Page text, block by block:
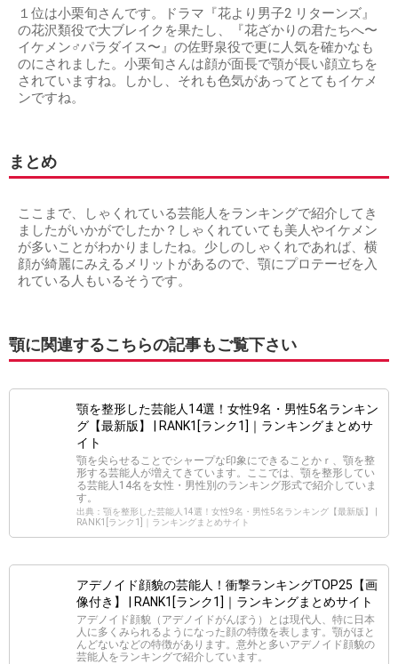
１位は小栗旬さんです。ドラマ『花より男子2 リターンズ』
の花沢類役で大ブレイクを果たし、『花ざかりの君たちへ〜
イケメン♂パラダイス〜』の佐野泉役で更に人気を確かなも
のにされました。小栗旬さんは顔が面長で顎が長い顔立ちを
されていますね。しかし、それも色気があってとてもイケメ
ンですね。
まとめ
ここまで、しゃくれている芸能人をランキングで紹介してき
ましたがいかがでしたか？しゃくれていても美人やイケメン
が多いことがわかりましたね。少しのしゃくれであれば、横
顔が綺麗にみえるメリットがあるので、顎にプロテーゼを入
れている人もいるそうです。
顎に関連するこちらの記事もご覧下さい
顎を整形した芸能人14選！女性9名・男性5名ランキン
グ【最新版】 | RANK1[ランク1]｜ランキングまとめサ
イト
顎を尖らせることでシャープな印象にできることかｒ、顎を整
形する芸能人が増えてきています。ここでは、顎を整形してい
る芸能人14名を女性・男性別のランキング形式で紹介していま
す。
出典：顎を整形した芸能人14選！女性9名・男性5名ランキング【最新版】 |
RANK1[ランク1]｜ランキングまとめサイト
アデノイド顔貌の芸能人！衝撃ランキングTOP25【画
像付き】 | RANK1[ランク1]｜ランキングまとめサイト
アデノイド顔貌（アデノイドがんぼう）とは現代人、特に日本
人に多くみられるようになった顔の特徴を表します。顎がほと
んどないなどの特徴があります。意外と多いアデノイド顔貌の
芸能人をランキングで紹介しています。